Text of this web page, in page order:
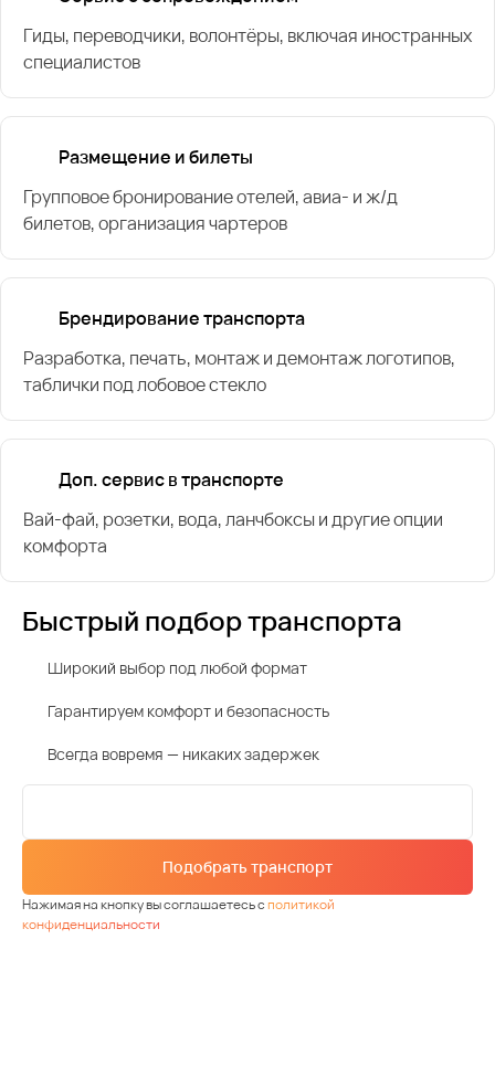
Гиды, переводчики, волонтёры, включая иностранных
специалистов
Размещение и билеты
Групповое бронирование отелей, авиа- и ж/д
билетов, организация чартеров
Брендирование транспорта
Разработка, печать, монтаж и демонтаж логотипов,
таблички под лобовое стекло
Доп. сервис в транспорте
Вай-фай, розетки, вода, ланчбоксы и другие опции
комфорта
Быстрый подбор транспорта
Широкий выбор под любой формат
Гарантируем комфорт и безопасность
Всегда вовремя — никаких задержек
Подобрать транспорт
Нажимая на кнопку вы соглашаетесь сполитикой
конфиденциальности